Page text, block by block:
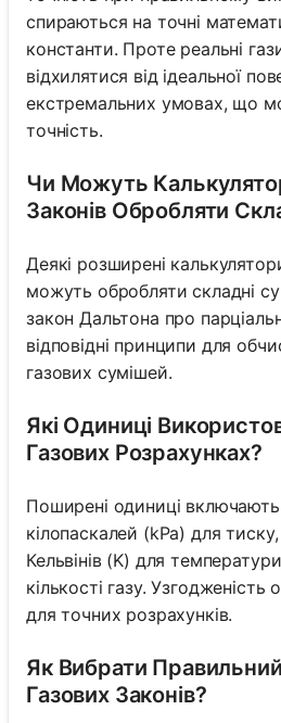
спираються на точні
константи. Проте реальні
відхилятися від ідеальної
екстремальних умовах, що
точність.
Чи Можуть
Законів Обробляти
Деякі розширені
можуть обробляти складні
закон Дальтона про
відповідні принципи для
газових сумішей.
Які Одиниці
Газових Розрахунках?
Поширені одиниці
кілопаскалей (kPa) для
Кельвінів (K) для
кількості газу.
для точних розрахунків.
Як Вибрати
Газових Законів?